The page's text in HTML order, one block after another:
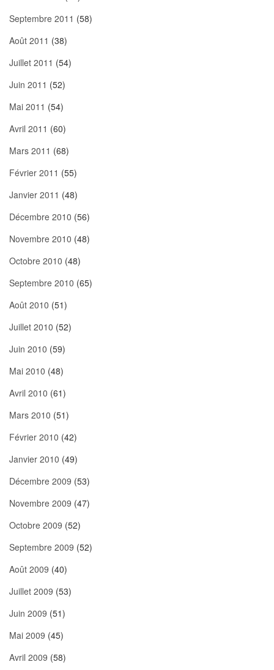
Septembre 2011 (58)
Août 2011 (38)
Juillet 2011 (54)
Juin 2011 (52)
Mai 2011 (54)
Avril 2011 (60)
Mars 2011 (68)
Février 2011 (55)
Janvier 2011 (48)
Décembre 2010 (56)
Novembre 2010 (48)
Octobre 2010 (48)
Septembre 2010 (65)
Août 2010 (51)
Juillet 2010 (52)
Juin 2010 (59)
Mai 2010 (48)
Avril 2010 (61)
Mars 2010 (51)
Février 2010 (42)
Janvier 2010 (49)
Décembre 2009 (53)
Novembre 2009 (47)
Octobre 2009 (52)
Septembre 2009 (52)
Août 2009 (40)
Juillet 2009 (53)
Juin 2009 (51)
Mai 2009 (45)
Avril 2009 (58)